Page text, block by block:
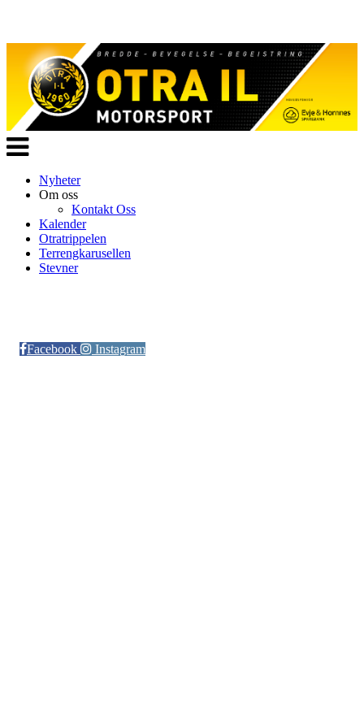
Veksle
navigasjon
Nyheter
Om oss
Kontakt Oss
Kalender
Otratrippelen
Terrengkarusellen
Stevner
Facebook
Instagram